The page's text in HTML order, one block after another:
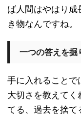
ば人間はやはり成
き物なんですね。
一つの答えを掘
手に入れることで
大切さを教えて
てる、過去を捨て